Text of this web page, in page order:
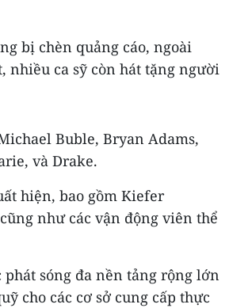
bị chèn quảng cáo, ngoài
ca sỹ còn hát tặng người
Buble, Bryan Adams,
và Drake.
hiện, bao gồm Kiefer
như các vận động viên thể
sóng đa nền tảng rộng lớn
cho các cơ sở cung cấp thực